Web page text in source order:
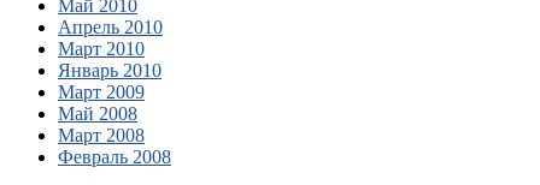
Май 2010
Апрель 2010
Март 2010
Январь 2010
Март 2009
Май 2008
Март 2008
Февраль 2008